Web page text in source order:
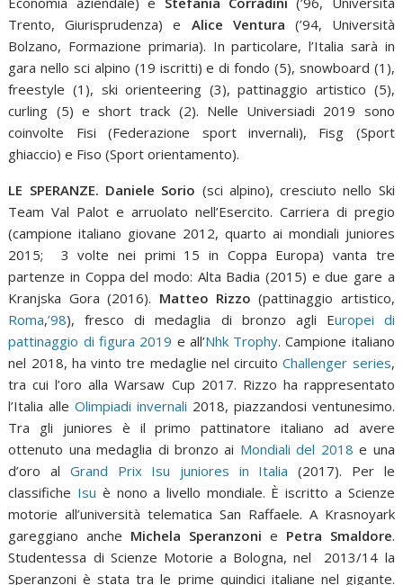
Trento, Giurisprudenza) e Alice Ventura (’94, Università
Bolzano, Formazione primaria). In particolare, l’Italia sarà in
gara nello sci alpino (19 iscritti) e di fondo (5), snowboard (1),
freestyle (1), ski orienteering (3), pattinaggio artistico (5),
curling (5) e short track (2). Nelle Universiadi 2019 sono
coinvolte Fisi (Federazione sport invernali), Fisg (Sport
ghiaccio) e Fiso (Sport orientamento).
LE SPERANZE. Daniele Sorio (sci alpino), cresciuto nello Ski
Team Val Palot e arruolato nell’Esercito. Carriera di pregio
(campione italiano giovane 2012, quarto ai mondiali juniores
2015; 3 volte nei primi 15 in Coppa Europa) vanta tre
partenze in Coppa del modo: Alta Badia (2015) e due gare a
Kranjska Gora (2016). Matteo Rizzo(pattinaggio artistico,
Roma,’98), fresco di medaglia di bronzo agli Europei di
pattinaggio di figura 2019 e all’Nhk Trophy. Campione italiano
nel 2018, ha vinto tre medaglie nel circuitoChallenger series,
tra cui l’oro alla Warsaw Cup 2017. Rizzo ha rappresentato
l’Italia alleOlimpiadi invernali 2018, piazzandosi ventunesimo.
Tra gli juniores è il primo pattinatore italiano ad avere
ottenuto una medaglia di bronzo ai Mondiali del 2018 e una
d’oro al Grand Prix Isu juniores in Italia (2017). Per le
classifiche Isu è nono a livello mondiale. È iscritto a Scienze
motorie all’università telematica San Raffaele. A Krasnoyark
gareggiano anche Michela Speranzoni e Petra Smaldore.
Studentessa di Scienze Motorie a Bologna, nel 2013/14 la
Speranzoni è stata tra le prime quindici italiane nel gigante.